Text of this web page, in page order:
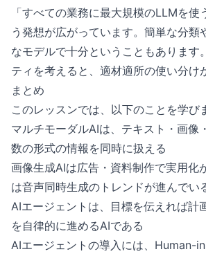
「すべての業務に最大規模のLLMを使
う発想が広がっています。簡単な分類
なモデルで十分ということもあります
ティを考えると、適材適所の使い分け
まとめ
このレッスンでは、以下のことを学び
マルチモーダルAIは、テキスト・画像
数の形式の情報を同時に扱える
画像生成AIは広告・資料制作で実用化
は音声同時生成のトレンドが進んでい
AIエージェントは、目標を伝えれば計
を自律的に進めるAIである
AIエージェントの導入には、Human-